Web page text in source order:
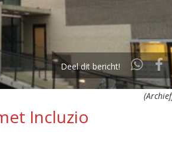
Deel dit bericht!
Incluzio